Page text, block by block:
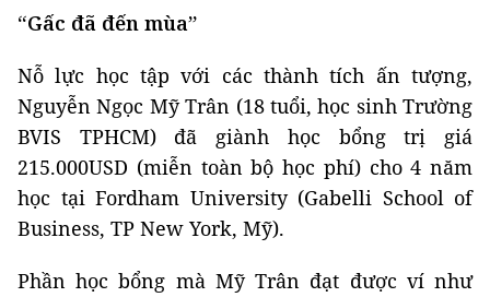
“Gấc đã đến mùa”
Nỗ lực học tập với các thành tích ấn tượng,
Nguyễn Ngọc Mỹ Trân (18 tuổi, học sinh Trường
BVIS TPHCM) đã giành học bổng trị giá
215.000USD (miễn toàn bộ học phí) cho 4 năm
học tại Fordham University (Gabelli School of
Business, TP New York, Mỹ).
Phần học bổng mà Mỹ Trân đạt được ví như